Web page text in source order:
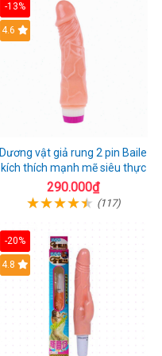
-13%
Hot
4.6
Dương vật giả rung 2 pin Baile
kích thích mạnh mẽ siêu thực
290.000₫
(117)
-20%
Hot
4.8